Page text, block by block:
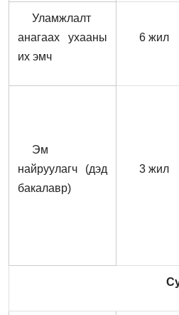
Уламжлалт
анагаах ухааны
их эмч
6 жил
Эм
найруулагч (дэд
бакалавр)
3 жил